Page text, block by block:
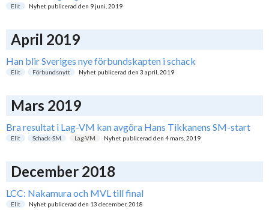
Elit Nyhet publicerad den 9 juni, 2019
April 2019
Han blir Sveriges nye förbundskapten i schack
Elit Förbundsnytt Nyhet publicerad den 3 april, 2019
Mars 2019
Bra resultat i Lag-VM kan avgöra Hans Tikkanens SM-start
Elit Schack-SM Lag-VM Nyhet publicerad den 4 mars, 2019
December 2018
LCC: Nakamura och MVL till final
Elit Nyhet publicerad den 13 december, 2018